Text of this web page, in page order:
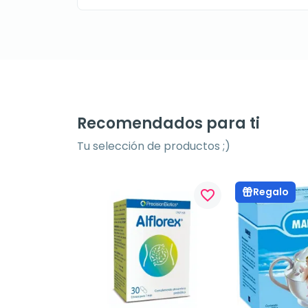
Recomendados para ti
Tu selección de productos ;)
favorite_border Regalo